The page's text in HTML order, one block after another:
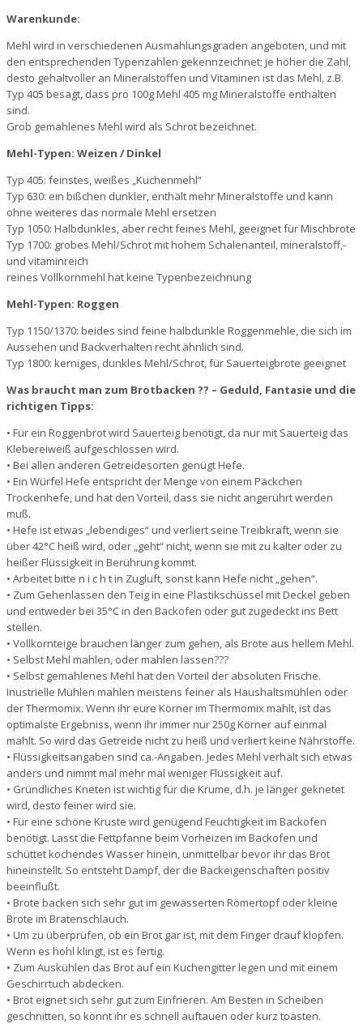
Warenkunde:
Mehl wird in verschiedenen Ausmahlungsgraden angeboten, und mit
den entsprechenden Typenzahlen gekennzeichnet; je höher die Zahl,
desto gehaltvoller an Mineralstoffen und Vitaminen ist das Mehl, z.B.
Typ 405 besagt, dass pro 100g Mehl 405 mg Mineralstoffe enthalten
sind.
Grob gemahlenes Mehl wird als Schrot bezeichnet.
Mehl-Typen: Weizen / Dinkel
Typ 405: feinstes, weißes „Kuchenmehl“
Typ 630: ein bißchen dunkler, enthält mehr Mineralstoffe und kann
ohne weiteres das normale Mehl ersetzen
Typ 1050: Halbdunkles, aber recht feines Mehl, geeignet für Mischbrote
Typ 1700: grobes Mehl/Schrot mit hohem Schalenanteil, mineralstoff,-
und vitaminreich
reines Vollkornmehl hat keine Typenbezeichnung
Mehl-Typen: Roggen
Typ 1150/1370: beides sind feine halbdunkle Roggenmehle, die sich im
Aussehen und Backverhalten recht ähnlich sind.
Typ 1800: kerniges, dunkles Mehl/Schrot, für Sauerteigbrote geeignet
Was braucht man zum Brotbacken ?? – Geduld, Fantasie und die
richtigen Tipps:
• Für ein Roggenbrot wird Sauerteig benötigt, da nur mit Sauerteig das
Klebereiweiß aufgeschlossen wird.
• Bei allen anderen Getreidesorten genügt Hefe.
• Ein Würfel Hefe entspricht der Menge von einem Päckchen
Trockenhefe, und hat den Vorteil, dass sie nicht angerührt werden
muß.
• Hefe ist etwas „lebendiges“ und verliert seine Treibkraft, wenn sie
über 42°C heiß wird, oder „geht“ nicht, wenn sie mit zu kalter oder zu
heißer Flüssigkeit in Berührung kommt.
• Arbeitet bitte n i c h t in Zugluft, sonst kann Hefe nicht „gehen“.
• Zum Gehenlassen den Teig in eine Plastikschüssel mit Deckel geben
und entweder bei 35°C in den Backofen oder gut zugedeckt ins Bett
stellen.
• Vollkornteige brauchen länger zum gehen, als Brote aus hellem Mehl.
• Selbst Mehl mahlen, oder mahlen lassen???
• Selbst gemahlenes Mehl hat den Vorteil der absoluten Frische.
Inustrielle Mühlen mahlen meistens feiner als Haushaltsmühlen oder
der Thermomix. Wenn ihr eure Körner im Thermomix mahlt, ist das
optimalste Ergebniss, wenn ihr immer nur 250g Körner auf einmal
mahlt. So wird das Getreide nicht zu heiß und verliert keine Nährstoffe.
• Flüssigkeitsangaben sind ca.-Angaben. Jedes Mehl verhält sich etwas
anders und nimmt mal mehr mal weniger Flüssigkeit auf.
• Gründliches Kneten ist wichtig für die Krume, d.h. je länger geknetet
wird, desto feiner wird sie.
• Für eine schöne Kruste wird genügend Feuchtigkeit im Backofen
benötigt. Lasst die Fettpfanne beim Vorheizen im Backofen und
schüttet kochendes Wasser hinein, unmittelbar bevor ihr das Brot
hineinstellt. So entsteht Dampf, der die Backeigenschaften positiv
beeinflußt.
• Brote backen sich sehr gut im gewässerten Römertopf oder kleine
Brote im Bratenschlauch.
• Um zu überprüfen, ob ein Brot gar ist, mit dem Finger drauf klopfen.
Wenn es hohl klingt, ist es fertig.
• Zum Auskühlen das Brot auf ein Kuchengitter legen und mit einem
Geschirrtuch abdecken.
• Brot eignet sich sehr gut zum Einfrieren. Am Besten in Scheiben
geschnitten, so könnt ihr es schnell auftauen oder kurz toasten.